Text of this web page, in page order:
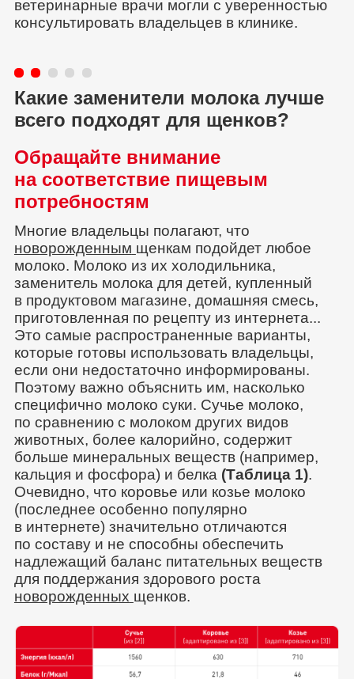
ветеринарные врачи могли с уверенностью
консультировать владельцев в клинике.
Какие заменители молока лучше
всего подходят для щенков?
Обращайте внимание
на соответствие пищевым
потребностям
Многие владельцы полагают, что
новорожденным щенкам подойдет любое
молоко. Молоко из их холодильника,
заменитель молока для детей, купленный
в продуктовом магазине, домашняя смесь,
приготовленная по рецепту из интернета...
Это самые распространенные варианты,
которые готовы использовать владельцы,
если они недостаточно информированы.
Поэтому важно объяснить им, насколько
специфично молоко суки. Сучье молоко,
по сравнению с молоком других видов
животных, более калорийно, содержит
больше минеральных веществ (например,
кальция и фосфора) и белка (Таблица 1).
Очевидно, что коровье или козье молоко
(последнее особенно популярно
в интернете) значительно отличаются
по составу и не способны обеспечить
надлежащий баланс питательных веществ
для поддержания здорового роста
новорожденных щенков.